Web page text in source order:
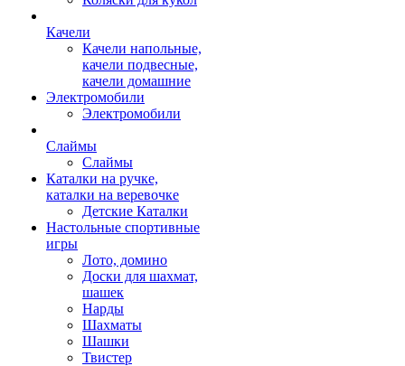
Качели
Качели напольные,
качели подвесные,
качели домашние
Электромобили
Электромобили
Слаймы
Слаймы
Каталки на ручке,
каталки на веревочке
Детские Каталки
Настольные спортивные
игры
Лото, домино
Доски для шахмат,
шашек
Нарды
Шахматы
Шашки
Твистер